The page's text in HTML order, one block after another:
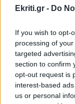
Ekriti.gr - Do
If you wish to opt-
processing of
targeted
section to confirm
opt-out request is
interest-based
us or personal
Ειδήσεις σήμερα
Σήφης
ψαρά (βίντεο)
Εμβόλια: Η
συνομιλίες με